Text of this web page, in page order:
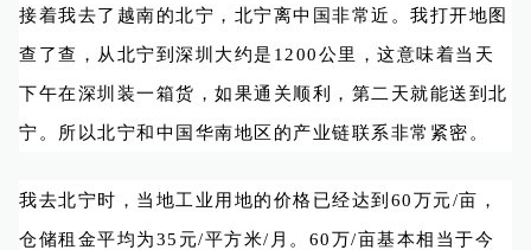
接着我去了越南的北宁，北宁离中国非常近。我打开地图
查了查，从北宁到深圳大约是1200公里，这意味着当天
下午在深圳装一箱货，如果通关顺利，第二天就能送到北
宁。所以北宁和中国华南地区的产业链联系非常紧密。
我去北宁时，当地工业用地的价格已经达到60万元/亩，
仓储租金平均为35元/平方米/月。60万/亩基本相当于今